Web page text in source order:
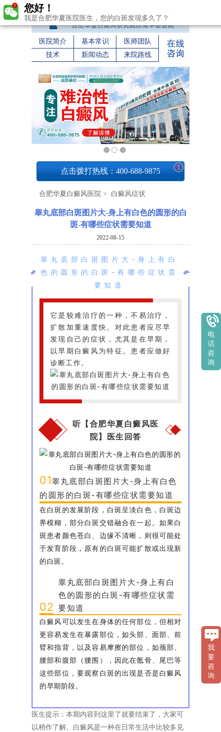
医院简介 基本常识
医师团队
技术
新闻动态 来院路线
点击拨打热线：400-688-9875 1
合肥华夏白癜风医院 > 白癜风症状
睾丸底部白斑图片大-身上有白色的圆形的白
斑-有哪些症状需要知道
2022-08-15
睾丸底部白斑图片大-身上有白
色的圆形的白斑-有哪些症状需
要知道
它是较难治疗的一种，不易治疗，
扩散加重速度快。对此患者应尽早
发现自己的症状，尤其是在早期，
以早期白癜风为特征。患者应做好
诊断工作。
听【合肥华夏白癜风医
院】医生回答
01睾丸底部白斑图片大-身上有白色
的圆形的白斑-有哪些症状需要知道
在白斑的发展阶段，白斑呈淡白色，白斑边
界模糊，部分白斑交错融合在一起。如果白
斑患者颜色苍白、边缘不清晰，则很可能处
于发育阶段，原有的白斑可能扩散或出现新
的白斑。
02
睾丸底部白斑图片大-身上有白
色的圆形的白斑-有哪些症状需
要知道
白癜风可以发生在身体的任何部位，但相对
更容易发生在暴露部位，如头部、面部、前
臂和指背，以及容易摩擦的部位，如颈部、
腰部和腹部（腰围），因此在骶骨、尾巴等
这些部位，要观察白斑的出现是否是白癜风
的早期阶段。
医生提示：本期内容到这里了就要结束了，大家可
以稍作了解。白癜风是一种在日常生活中比较多见
您好！
我是合肥华夏医院医生，您的白斑发现多久了？
我
要
咨
询
电
话
咨
询